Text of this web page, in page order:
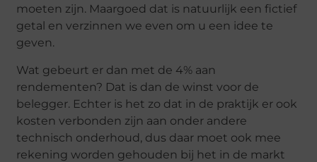
moeten zijn. Maargoed dat is natuurlijk een fictief
getal en verzinnen we even om u een idee te
geven.
Wat gebeurt er dan met de 4% aan
rendementen? Dat is dan de winst voor de
belegger. Echter is het zo dat in de praktijk er ook
kosten verbonden zijn aan onder andere
technisch onderhoud, dus daar moet ook mee
rekening worden gehouden bij het in de markt